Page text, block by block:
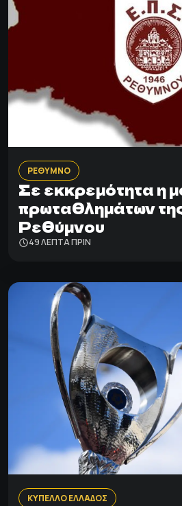
ΡΕΘΥΜΝΟ
Σε εκκρεμότητα η
πρωταθλημάτων
Ρεθύμνου
49 ΛΕΠΤΑ ΠΡΙΝ
ΚΥΠΕΛΛΟ ΕΛΛΑΔΟΣ